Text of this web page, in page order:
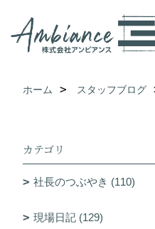
ホーム スタッフブログ
カテゴリ
社長のつぶやき (110)
現場日記 (129)